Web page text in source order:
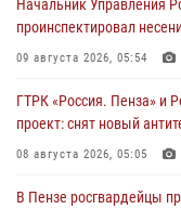
Начальник Управления
проинспектировал
09 августа 2026, 05:54
ГТРК «Россия. Пенза» и
проект: снят новый
08 августа 2026, 05:05
В Пензе росгвардейцы